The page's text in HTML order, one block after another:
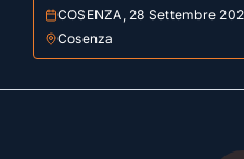
COSENZA, 28 Settembre
Cosenza